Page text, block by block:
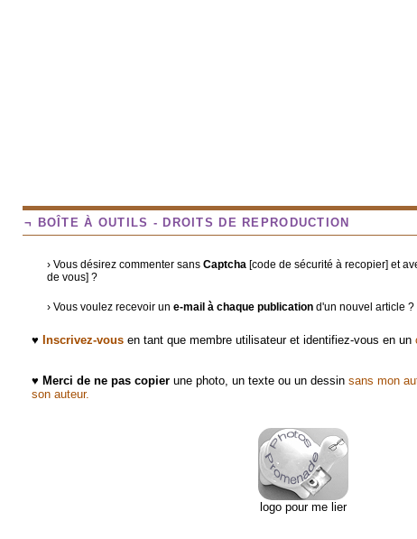
¬ BOÎTE À OUTILS - DROITS DE REPRODUCTION
› Vous désirez commenter sans Captcha [code de sécurité à recopier] et
de vous] ?
› Vous voulez recevoir un e-mail à chaque publication d'un nouvel article ?
♥ Inscrivez-vous en tant que membre utilisateur et identifiez-vous en un
♥ Merci de ne pas copier une photo, un texte ou un dessin sans mon
son auteur.
logo pour me lier